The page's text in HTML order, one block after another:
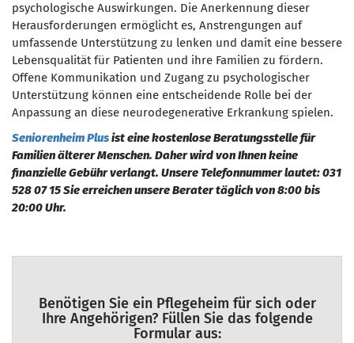
psychologische Auswirkungen. Die Anerkennung dieser
Herausforderungen ermöglicht es, Anstrengungen auf
umfassende Unterstützung zu lenken und damit eine bessere
Lebensqualität für Patienten und ihre Familien zu fördern.
Offene Kommunikation und Zugang zu psychologischer
Unterstützung können eine entscheidende Rolle bei der
Anpassung an diese neurodegenerative Erkrankung spielen.
Seniorenheim Plusist eine kostenlose Beratungsstelle für
Familien älterer Menschen. Daher wird von Ihnen keine
finanzielle Gebühr verlangt. Unsere Telefonnummer lautet: 031
528 07 15 Sie erreichen unsere Berater täglich von 8:00 bis
20:00 Uhr.
Benötigen Sie ein Pflegeheim für sich oder
Ihre Angehörigen? Füllen Sie das folgende
Formular aus: